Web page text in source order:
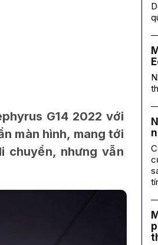
G14 2022 với
màn hình, mang tới
chuyển, nhưng vẫn